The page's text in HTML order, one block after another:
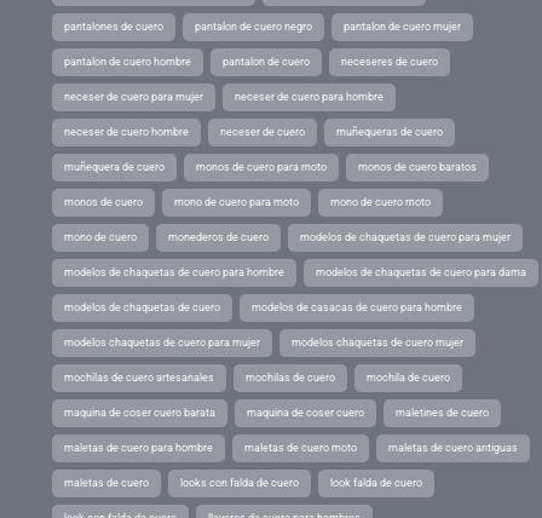
pantalones de cuero pantalon de cuero negro pantalon de cuero mujer
pantalon de cuero hombre pantalon de cuero neceseres de cuero
neceser de cuero para mujer neceser de cuero para hombre
neceser de cuero hombre neceser de cuero muñequeras de cuero
muñequera de cuero monos de cuero para moto monos de cuero baratos
monos de cuero mono de cuero para moto mono de cuero moto
mono de cuero monederos de cuero modelos de chaquetas de cuero para mujer
modelos de chaquetas de cuero para hombre modelos de chaquetas de cuero para dama
modelos de chaquetas de cuero modelos de casacas de cuero para hombre
modelos chaquetas de cuero para mujer modelos chaquetas de cuero mujer
mochilas de cuero artesanales mochilas de cuero mochila de cuero
maquina de coser cuero barata maquina de coser cuero maletines de cuero
maletas de cuero para hombre maletas de cuero moto maletas de cuero antiguas
maletas de cuero looks con falda de cuero look falda de cuero